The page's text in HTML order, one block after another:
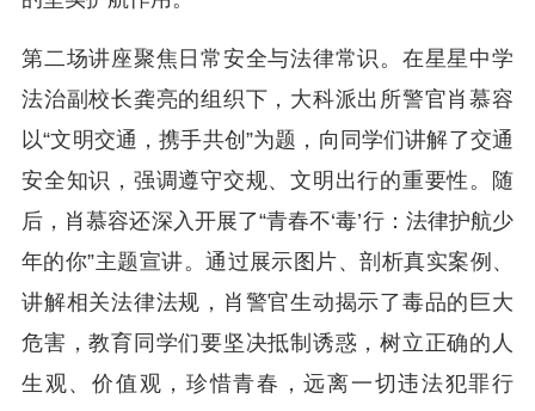
第二场讲座聚焦日常安全与法律常识。在星星中学
法治副校长龚亮的组织下，大科派出所警官肖慕容
以“文明交通，携手共创”为题，向同学们讲解了交通
安全知识，强调遵守交规、文明出行的重要性。随
后，肖慕容还深入开展了“青春不‘毒’行：法律护航少
年的你”主题宣讲。通过展示图片、剖析真实案例、
讲解相关法律法规，肖警官生动揭示了毒品的巨大
危害，教育同学们要坚决抵制诱惑，树立正确的人
生观、价值观，珍惜青春，远离一切违法犯罪行